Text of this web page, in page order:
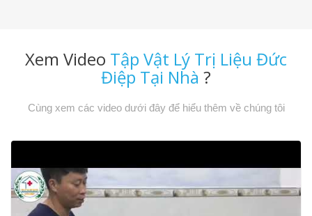
Xem Video Tập Vật Lý Trị Liệu Đức
Điệp Tại Nhà ?
Cùng xem các video dưới đây để hiểu thêm về chúng tôi